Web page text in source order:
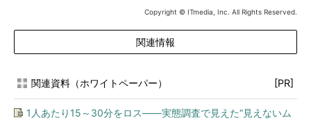
Copyright © ITmedia, Inc. All Rights Reserved.
関連情報
関連資料（ホワイトペーパー） [PR]
1人あたり15～30分をロス――実態調査で見えた“見えないム